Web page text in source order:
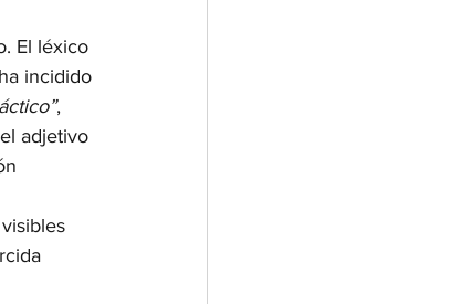
El léxico
incidido
,
adjetivo